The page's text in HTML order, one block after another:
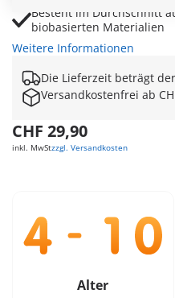
Besteht im Durchschnitt
biobasierten Materialien
Weitere Informationen
Die Lieferzeit beträgt
Versandkostenfrei ab
CHF 29,90
inkl. MwStzzgl. Versandkosten
Alter